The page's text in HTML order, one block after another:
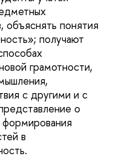
объяснять понятия
получают
грамотности,
с другими и с
о
в